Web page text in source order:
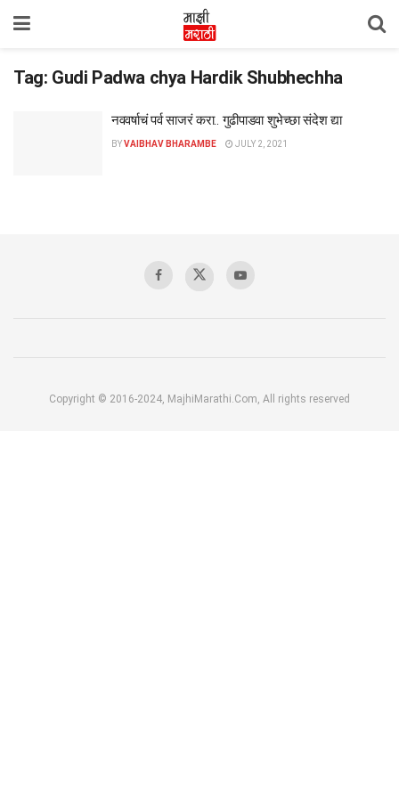
Tag: Gudi Padwa chya Hardik Shubhechha
नववर्षाचं पर्व साजरं करा.. गुढीपाडवा शुभेच्छा संदेश द्या
BYVAIBHAV BHARAMBE JULY 2, 2021
Copyright © 2016-2024, MajhiMarathi.Com, All rights reserved